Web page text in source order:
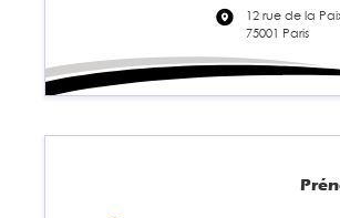
12 rue de la
75001 Paris